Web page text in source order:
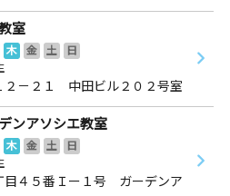
室
木 金 土
日
２－２１ 中田ビル２０２号室
ンアソシエ教室
木 金 土
日
目４５番Ｉー１号 ガーデンア